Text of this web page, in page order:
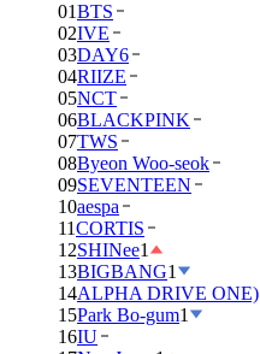
01BTS
02IVE
03DAY6
04RIIZE
05NCT
06BLACKPINK
07TWS
08Byeon Woo-seok
09SEVENTEEN
10aespa
11CORTIS
12SHINee1
13BIGBANG1
14ALPHA DRIVE ONE)
15Park Bo-gum1
16IU